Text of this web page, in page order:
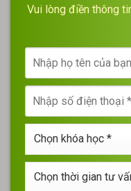
Vui lòng điền thông
họ
tên
của
bạn
*
số
điện
thoại
khóa
học
thời